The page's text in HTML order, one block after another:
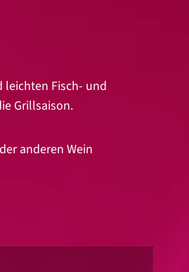
leichten Fisch- und
Grillsaison.
anderen Wein